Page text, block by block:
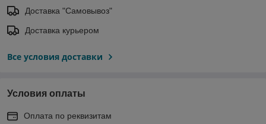
Доставка "Самовывоз"
Доставка курьером
Все условия доставки
Условия оплаты
Оплата по реквизитам